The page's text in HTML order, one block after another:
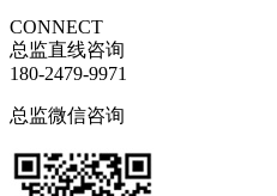
CONNECT
总监直线咨询
180-2479-9971
总监微信咨询